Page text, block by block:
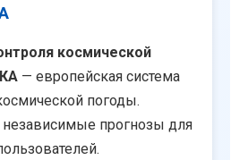
космической
— европейская система
погоды.
независимые прогнозы для